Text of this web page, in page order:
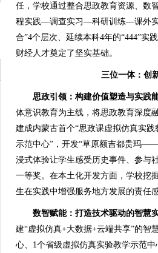
任，学校通过整合思政教育资源、数
程实践—调查实习—科研训练—课外
合”4个层次、延续本科4年的“444”实
财经人才奠定了坚实基础。
三位一体：创
思政引领：构建价值塑造与实践
体意识教育为主线，将思政教育深度
建成内蒙古首个“思政课虚拟仿真实
示范中心”，开发“草原额吉都贵玛
浸式体验让学生感受历史事件、参与
一等奖。在本土化开发方面，学校挖
生在实践中增强服务地方发展的责任感
数智赋能：打造技术驱动的智慧
建“虚拟仿真+大数据+云端共享”的智
心、1个省级虚拟仿真实验教学示范